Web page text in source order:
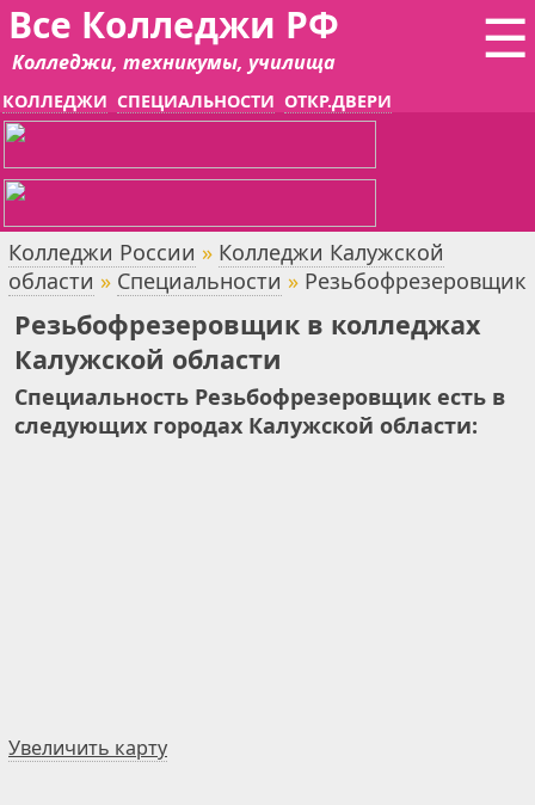
☰
Все Колледжи РФ
Колледжи, техникумы, училища
КОЛЛЕДЖИ СПЕЦИАЛЬНОСТИ ОТКР.ДВЕРИ
Колледжи России » Колледжи Калужской
области » Специальности » Резьбофрезеровщик
Резьбофрезеровщик в колледжах
Калужской области
Специальность Резьбофрезеровщик есть в
следующих городах Калужской области:
Увеличить карту